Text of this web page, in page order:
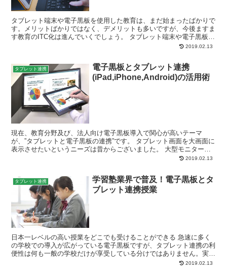
タブレット端末や電子黒板を使用した教育は、まだ始まったばかりで
す。メリットばかりではなく、デメリットも多いですが、今後ますま
す教育のITC化は進んでいくでしょう。 タブレット端末や電子黒板な
2019.02.13
タブレット連携
電子黒板とタブレット連携
(iPad,iPhone,Android)の活用術
現在、教育分野及び、法人向け電子黒板導入で関心が高いテーマ
が、”タブレットと電子黒板の連携”です。 タブレット画面を大画面に
表示させたいというニーズは昔からございました。 大型モニターや
2019.02.13
タブレット連携
学習塾業界で普及！電子黒板とタ
ブレット連携授業
日本一レベルの高い授業をどこでも受けることができる 急速に多く
の学校での導入が広がっている電子黒板ですが、タブレット連携の利
便性は何も一般の学校だけが享受している分けではありません。実は
日本には多く存在する学習塾や専門学校、外国語学校も積...2019.02.13